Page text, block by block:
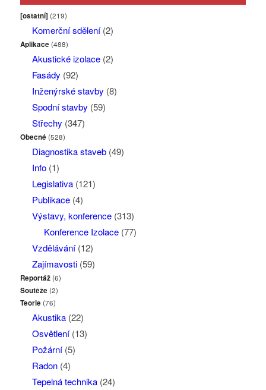
[ostatní] (219)
Komerční sdělení(2)
Aplikace (488)
Akustické izolace(2)
Fasády (92)
Inženýrské stavby (8)
Spodní stavby (59)
Střechy (347)
Obecné (528)
Diagnostika staveb(49)
Info(1)
Legislativa(121)
Publikace(4)
Výstavy, konference(313)
Konference Izolace(77)
Vzdělávání(12)
Zajímavosti(59)
Reportáž(6)
Soutěže (2)
Teorie (76)
Akustika(22)
Osvětlení(13)
Požární(5)
Radon(4)
Tepelná technika(24)